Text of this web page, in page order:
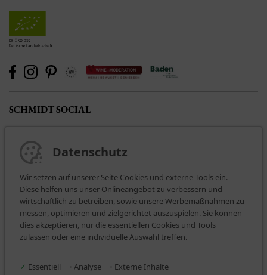
SCHMIDT SOCIAL
BEZAHLARTEN
Datenschutz
Wir setzen auf unserer Seite Cookies und externe Tools ein.
Diese helfen uns unser Onlineangebot zu verbessern und
wirtschaftlich zu betreiben, sowie unsere Werbemaßnahmen zu
messen, optimieren und zielgerichtet auszuspielen. Sie können
dies akzeptieren, nur die essentiellen Cookies und Tools
zulassen oder eine individuelle Auswahl treffen.
✓ Essentiell Analyse Externe Inhalte